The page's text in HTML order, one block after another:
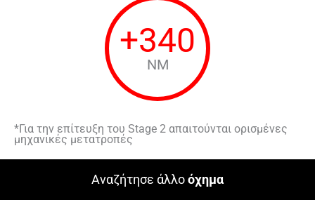
+340
NM
*Για την επίτευξη του Stage 2 απαιτούνται ορισμένες
μηχανικές μετατροπές
Αναζήτησε άλλοόχημα